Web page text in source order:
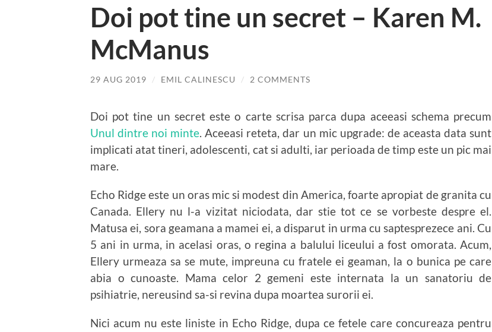
Doi pot tine un secret – Karen M.
McManus
29 AUG 2019 / EMIL CALINESCU / 2 COMMENTS
Doi pot tine un secret este o carte scrisa parca dupa aceeasi schema precum
Unul dintre noi minte. Aceeasi reteta, dar un mic upgrade: de aceasta data sunt
implicati atat tineri, adolescenti, cat si adulti, iar perioada de timp este un pic mai
mare.
Echo Ridge este un oras mic si modest din America, foarte apropiat de granita cu
Canada. Ellery nu l-a vizitat niciodata, dar stie tot ce se vorbeste despre el.
Matusa ei, sora geamana a mamei ei, a disparut in urma cu saptesprezece ani. Cu
5 ani in urma, in acelasi oras, o regina a balului liceului a fost omorata. Acum,
Ellery urmeaza sa se mute, impreuna cu fratele ei geaman, la o bunica pe care
abia o cunoaste. Mama celor 2 gemeni este internata la un sanatoriu de
psihiatrie, nereusind sa-si revina dupa moartea surorii ei.
Nici acum nu este liniste in Echo Ridge, dupa ce fetele care concureaza pentru